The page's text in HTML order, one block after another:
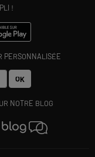
!
PERSONNALISÉE
OK
NOTRE BLOG